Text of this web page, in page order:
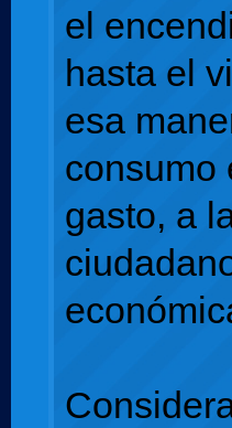
el
hasta el
esa
consumo
gasto, a